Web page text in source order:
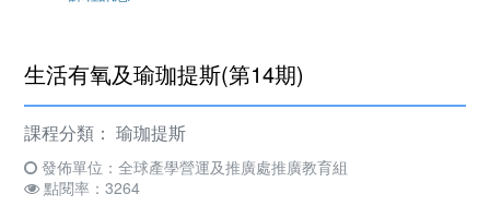
工作團隊
學習環境介紹
常見問答Q&A
表單下載
線上繳費 Online Payment
場地租借 reservation
生活有氧及瑜珈提斯(第14期)
課程分類： 瑜珈提斯
發佈單位：全球產學營運及推廣處推廣教育組
點閱率：3264